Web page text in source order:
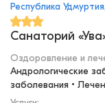
Республика
Санаторий
Оздоровление и
Андрологические
заболевания •